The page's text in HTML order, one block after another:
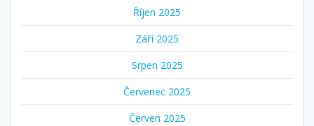
Říjen 2025
Září 2025
Srpen 2025
Červenec 2025
Červen 2025